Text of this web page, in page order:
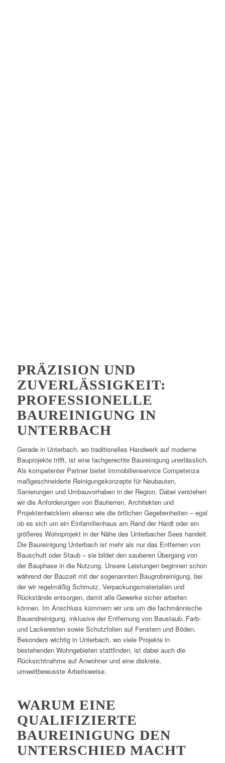
PRÄZISION UND
ZUVERLÄSSIGKEIT:
PROFESSIONELLE
BAUREINIGUNG IN
UNTERBACH
Gerade in Unterbach, wo traditionelles Handwerk auf moderne
Bauprojekte trifft, ist eine fachgerechte Baureinigung unerlässlich.
Als kompetenter Partner bietet Immobilienservice Competenza
maßgeschneiderte Reinigungskonzepte für Neubauten,
Sanierungen und Umbauvorhaben in der Region. Dabei verstehen
wir die Anforderungen von Bauherren, Architekten und
Projektentwicklern ebenso wie die örtlichen Gegebenheiten – egal
ob es sich um ein Einfamilienhaus am Rand der Hardt oder ein
größeres Wohnprojekt in der Nähe des Unterbacher Sees handelt.
Die Baureinigung Unterbach ist mehr als nur das Entfernen von
Bauschutt oder Staub – sie bildet den sauberen Übergang von
der Bauphase in die Nutzung. Unsere Leistungen beginnen schon
während der Bauzeit mit der sogenannten Baugrobreinigung, bei
der wir regelmäßig Schmutz, Verpackungsmaterialien und
Rückstände entsorgen, damit alle Gewerke sicher arbeiten
können. Im Anschluss kümmern wir uns um die fachmännische
Bauendreinigung, inklusive der Entfernung von Baustaub, Farb-
und Lackeresten sowie Schutzfolien auf Fenstern und Böden.
Besonders wichtig in Unterbach, wo viele Projekte in
bestehenden Wohngebieten stattfinden, ist dabei auch die
Rücksichtnahme auf Anwohner und eine diskrete,
umweltbewusste Arbeitsweise.
WARUM EINE
QUALIFIZIERTE
BAUREINIGUNG DEN
UNTERSCHIED MACHT